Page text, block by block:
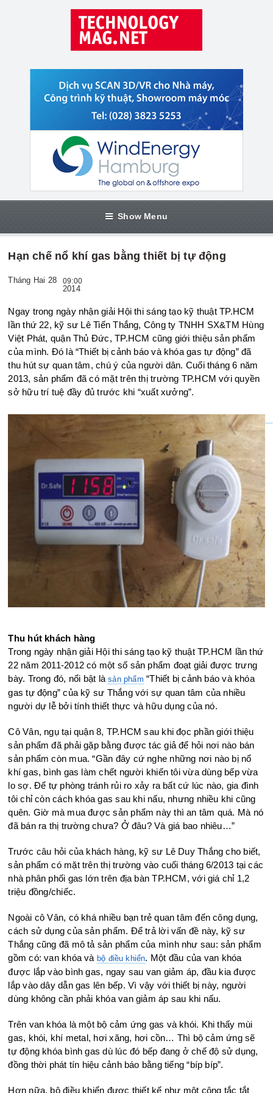
Show Menu
Hạn chế nổ khí gas bằng thiết bị tự động
Tháng Hai 28 09:00
2014
Ngay trong ngày nhận giải Hội thi sáng tạo kỹ thuật TP.HCM
lần thứ 22, kỹ sư Lê Tiến Thắng, Công ty TNHH SX&TM Hùng
Việt Phát, quận Thủ Đức, TP.HCM cũng giới thiệu sản phẩm
của mình. Đó là “Thiết bị cảnh báo và khóa gas tự động” đã
thu hút sự quan tâm, chú ý của người dân. Cuối tháng 6 năm
2013, sản phẩm đã có mặt trên thị trường TP.HCM với quyền
sở hữu trí tuệ đầy đủ trước khi “xuất xưởng”.
Thu hút khách hàng
Trong ngày nhận giải Hội thi sáng tạo kỹ thuật TP.HCM lần thứ
22 năm 2011-2012 có một số sản phẩm đoạt giải được trưng
bày. Trong đó, nổi bật làsản phẩm “Thiết bị cảnh báo và khóa
gas tự động” của kỹ sư Thắng với sự quan tâm của nhiều
người dự lễ bởi tính thiết thực và hữu dụng của nó.
Cô Vân, ngụ tại quận 8, TP.HCM sau khi đọc phần giới thiệu
sản phẩm đã phải gặp bằng được tác giả để hỏi nơi nào bán
sản phẩm còn mua. “Gần đây cứ nghe những nơi nào bị nổ
khí gas, bình gas làm chết người khiến tôi vừa dùng bếp vừa
lo sợ. Để tự phòng tránh rủi ro xảy ra bất cứ lúc nào, gia đình
tôi chỉ còn cách khóa gas sau khi nấu, nhưng nhiều khi cũng
quên. Giờ mà mua được sản phẩm này thì an tâm quá. Mà nó
đã bán ra thị trường chưa? Ở đâu? Và giá bao nhiêu…”
Trước câu hỏi của khách hàng, kỹ sư Lê Duy Thắng cho biết,
sản phẩm có mặt trên thị trường vào cuối tháng 6/2013 tại các
nhà phân phối gas lớn trên địa bàn TP.HCM, với giá chỉ 1,2
triệu đồng/chiếc.
Ngoài cô Vân, có khá nhiều bạn trẻ quan tâm đến công dụng,
cách sử dụng của sản phẩm. Để trả lời vấn đề này, kỹ sư
Thắng cũng đã mô tả sản phẩm của mình như sau: sản phẩm
gồm có: van khóa và bộ điều khiển. Một đầu của van khóa
được lắp vào bình gas, ngay sau van giảm áp, đầu kia được
lắp vào dây dẫn gas lên bếp. Vì vậy với thiết bị này, người
dùng không cần phải khóa van giảm áp sau khi nấu.
Trên van khóa là một bộ cảm ứng gas và khói. Khi thấy mùi
gas, khói, khí metal, hơi xăng, hơi cồn… Thì bộ cảm ứng sẽ
tự động khóa bình gas dù lúc đó bếp đang ở chế độ sử dụng,
đồng thời phát tín hiệu cảnh báo bằng tiếng “bíp bíp”.
Hơn nữa, bộ điều khiển được thiết kế như một công tắc tắt